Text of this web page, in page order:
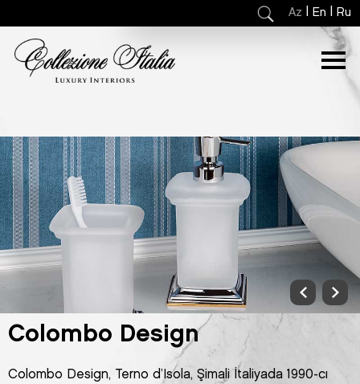
Az En Ru
Colombo Design
Colombo Design, Terno d’Isola, Şimali İtaliyada 1990-cı